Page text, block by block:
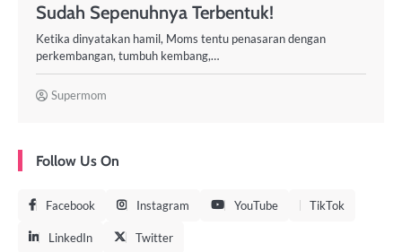
Sudah Sepenuhnya Terbentuk!
Ketika dinyatakan hamil, Moms tentu penasaran dengan
perkembangan, tumbuh kembang,…
Supermom
Follow Us On
Facebook Instagram YouTube TikTok
LinkedIn Twitter